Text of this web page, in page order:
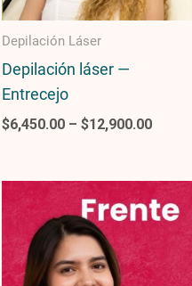
Depilación Láser
Depilación láser —
Entrecejo
$6,450.00 – $12,900.00
Price